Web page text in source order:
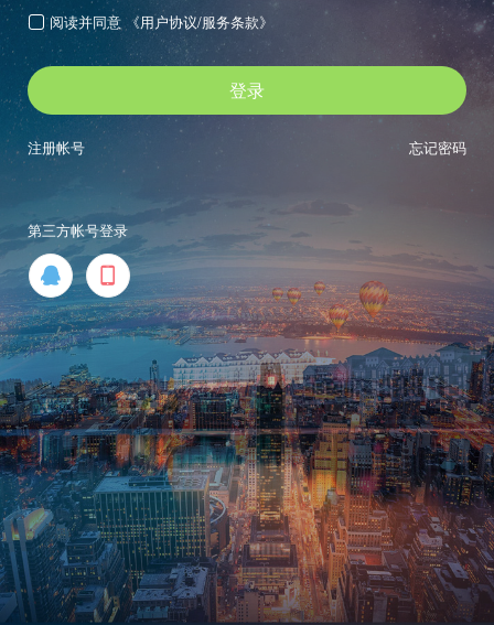
 阅读并同意 《用户协议/服务条款》
登录
忘记密码
注册帐号
第三方帐号登录
 